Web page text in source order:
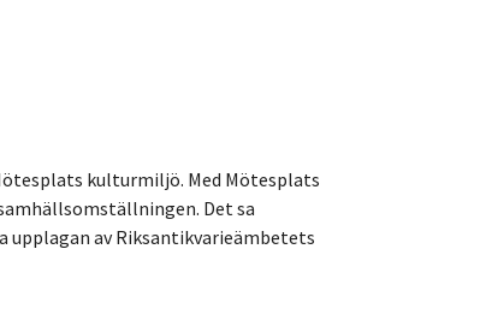
kulturmiljö. Med Mötesplats
Det sa
upplagan av Riksantikvarieämbetets